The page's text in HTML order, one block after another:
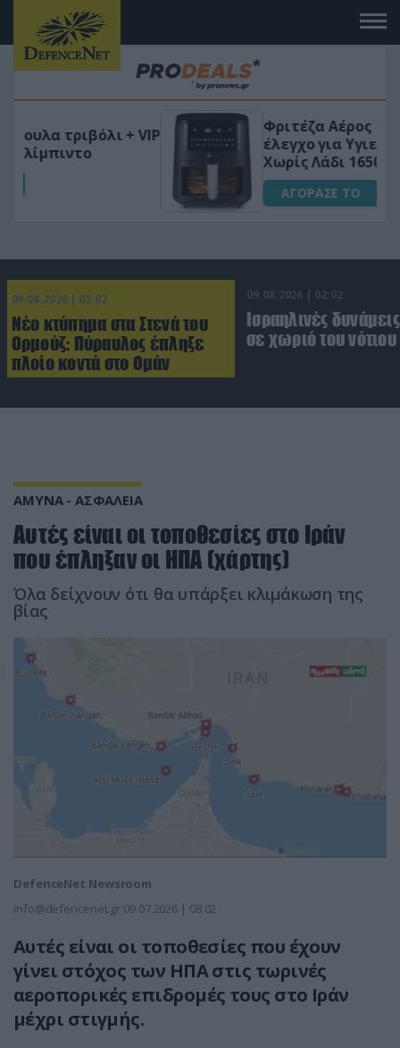
Φριτέζα Αέρος 8Lt με ψηφιακό
έλεγχο για Υγιεινό Μαγείρεμα
Χωρίς Λάδι 1650W
ΑΓΟΡΑΣΕ ΤΟ
09.08.2026 | 02:02
Νέο κτύπημα στα Στενά του
Ορμούζ: Πύραυλος έπληξε
πλοίο κοντά στο Ομάν
09.08.2026 | 02:02
Ισραηλινές
σε χωριό του
ΑΜΥΝΑ - ΑΣΦΑΛΕΙΑ
Αυτές είναι οι τοποθεσίες στο Ιράν
που έπληξαν οι ΗΠΑ (χάρτης)
Όλα δείχνουν ότι θα υπάρξει κλιμάκωση της
βίας
DefenceNet Newsroom
info@defencenet.gr 09.07.2026 | 08:02
Αυτές είναι οι τοποθεσίες που έχουν
γίνει στόχος των ΗΠΑ στις τωρινές
αεροπορικές επιδρομές τους στο Ιράν
μέχρι στιγμής.